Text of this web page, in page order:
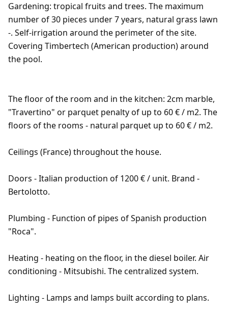
Gardening: tropical fruits and trees. The maximum
number of 30 pieces under 7 years, natural grass lawn
-. Self-irrigation around the perimeter of the site.
Covering Timbertech (American production) around
the pool.
The floor of the room and in the kitchen: 2cm marble,
"Travertino" or parquet penalty of up to 60 € / m2. The
floors of the rooms - natural parquet up to 60 € / m2.
Ceilings (France) throughout the house.
Doors - Italian production of 1200 € / unit. Brand -
Bertolotto.
Plumbing - Function of pipes of Spanish production
"Roca".
Heating - heating on the floor, in the diesel boiler. Air
conditioning - Mitsubishi. The centralized system.
Lighting - Lamps and lamps built according to plans.